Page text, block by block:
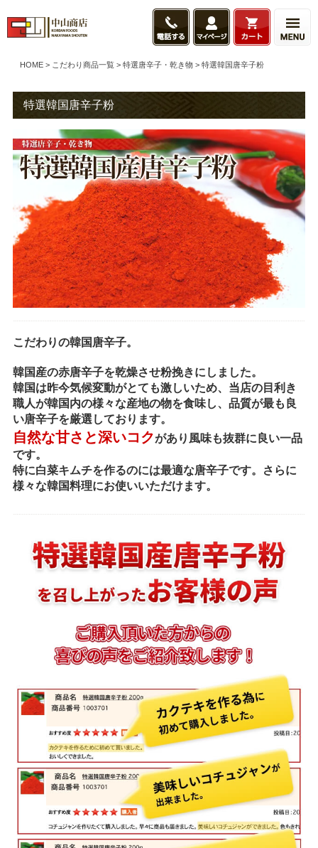
HOME こだわり商品一覧 特選唐辛子・乾き物 特選韓国唐辛子粉
特選韓国唐辛子粉
こだわりの韓国唐辛子。
韓国産の赤唐辛子を乾燥させ粉挽きにしました。
韓国は昨今気候変動がとても激しいため、当店の目利き
職人が韓国内の様々な産地の物を食味し、品質が最も良
い唐辛子を厳選しております。
自然な甘さと深いコクがあり風味も抜群に良い一品
です。
特に白菜キムチを作るのには最適な唐辛子です。さらに
様々な韓国料理にお使いいただけます。